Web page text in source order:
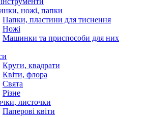
ножі, папки
Папки, пластини для тиснення
Ножі
Машинки та приспособи для них
Круги, квадрати
Квіти, флора
Свята
Різне
листочки
Паперові квіти